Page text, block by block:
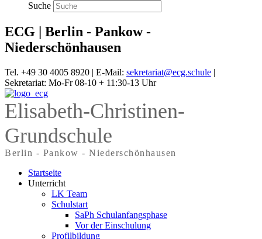
Suche
ECG | Berlin - Pankow -
Niederschönhausen
Tel. +49 30 4005 8920 | E-Mail: sekretariat@ecg.schule |
Sekretariat: Mo-Fr 08-10 + 11:30-13 Uhr
Elisabeth-Christinen-
Grundschule
Berlin - Pankow - Niederschönhausen
Startseite
Unterricht
LK Team
Schulstart
SaPh Schulanfangsphase
Vor der Einschulung
Profilbildung